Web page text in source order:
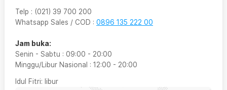
Telp : (021) 39 700 200
Whatsapp Sales / COD : 0896 135 222 00
Jam buka:
Senin - Sabtu : 09:00 - 20:00
Minggu/Libur Nasional : 12:00 - 20:00
Idul Fitri: libur